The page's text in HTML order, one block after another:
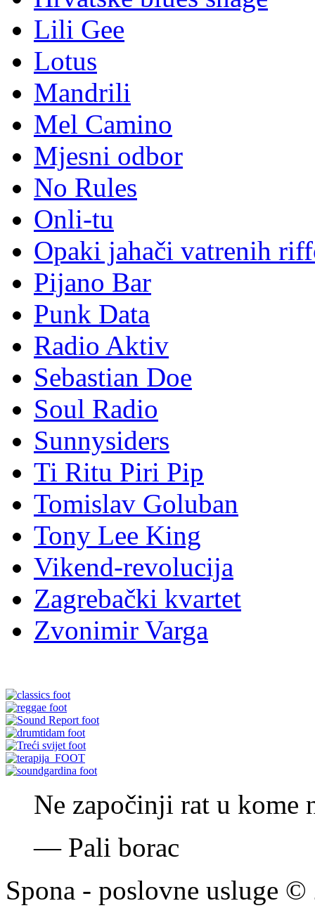
Lili Gee
Lotus
Mandrili
Mel Camino
Mjesni odbor
No Rules
Onli-tu
Opaki jahači vatrenih
Pijano Bar
Punk Data
Radio Aktiv
Sebastian Doe
Soul Radio
Sunnysiders
Ti Ritu Piri Pip
Tomislav Goluban
Tony Lee King
Vikend-revolucija
Zagrebački kvartet
Zvonimir Varga
Ne započinji rat u kome
—Pali borac
Spona - poslovne usluge